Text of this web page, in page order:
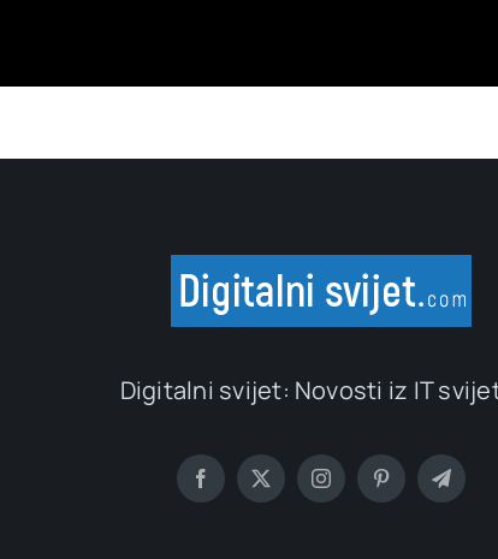
Digitalni svijet: Novosti iz IT